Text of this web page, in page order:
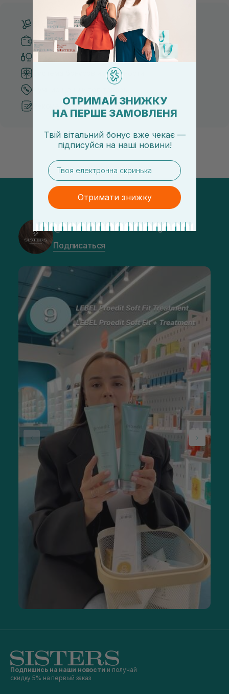
Бесплатная доставка от 3000 UAH
Безопасные способы оплаты
Только оригинальная косметика
Система бонусов и лояльности
Рекомендации от косметологов
@sisters_stelmakh в Instagram
Подписаться
Подпишись на наши новости и получай
скидку 5% на первый заказ
ОТРИМАЙ ЗНИЖКУ
НА ПЕРШЕ ЗАМОВЛЕНЯ
Твій вітальний бонус вже чекає —
підписуйся на наші новини!
email
Отримати знижку